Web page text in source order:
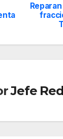
Jefe